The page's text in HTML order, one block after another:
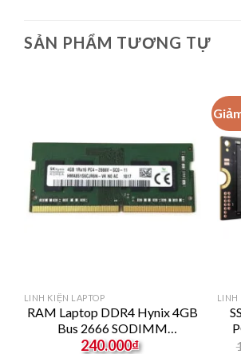
SẢN PHẨM TƯƠNG TỰ
LINH KIỆN LAPTOP
RAM Laptop DDR4 Hynix 4GB
Bus 2666 SODIMM
HMA851S6CJR6N
240.000₫
LINH